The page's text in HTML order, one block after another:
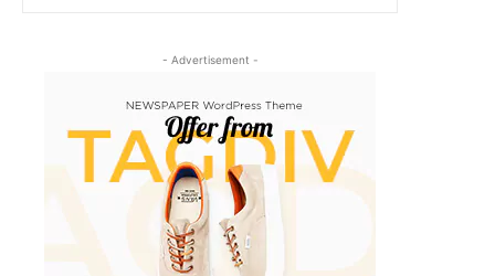
- Advertisement -